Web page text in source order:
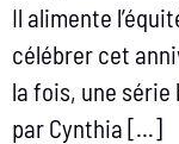
Il alimente
célébrer cet
la fois, une série
par Cynthia […]